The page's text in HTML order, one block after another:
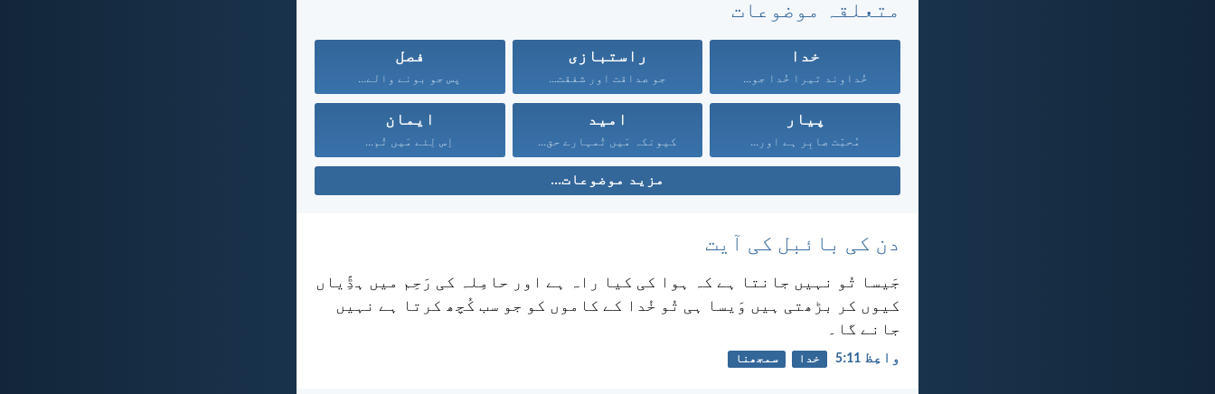
متعلقہ موضوعات
خدا
خُداوند تیرا خُدا جو...
راستبازی
جو صداقت اور شفقت...
فصل
پس جو بونے والے...
پیار
مُحبّت صابِر ہے اور...
امید
کیونکہ مَیں تُمہارے حق...
ایمان
اِس لِئے مَیں تُم...
مزید موضوعات...
دن کی بائبل کی آیت
جَیسا تُو نہیں جانتا ہے کہ ہوا کی کیا راہ ہے اور حامِلہ کی رَحِم میں ہڈِّیاں
کیوں کر بڑھتی ہیں وَیسا ہی تُو خُدا کے کاموں کو جو سب کُچھ کرتا ہے نہیں
جانے گا۔
واعِظ 11:‏5 خدا سمجھنا